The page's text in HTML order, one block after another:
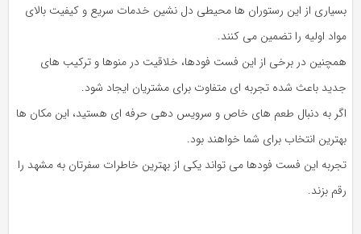
بسیاری از این رستوران‌ ها محیطی دل‌ نشین خدمات سریع و کیفیت بالای
مواد اولیه را تضمین می‌ کنند.
همچنین در برخی از این فست‌ فودها، خلاقیت در منوها و ترکیب‌ های
جدید باعث شده تجربه‌ ای متفاوت برای مشتریان ایجاد شود.
اگر به دنبال طعم‌ های خاص و سرویس‌ دهی حرفه‌ ای هستید، این مکان‌ ها
بهترین انتخاب برای شما خواهند بود.
تجربه این فست‌ فودها می‌ تواند یکی از بهترین خاطرات سفرتان به مشهد را
رقم بزند.